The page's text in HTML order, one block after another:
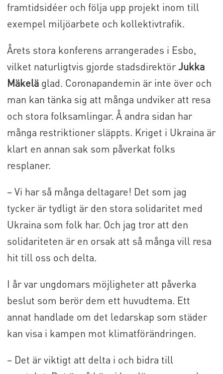
framtidsidéer och följa upp projekt inom till
exempel miljöarbete och kollektivtrafik.
Årets stora konferens arrangerades i Esbo,
vilket naturligtvis gjorde stadsdirektörJukka
Mäkeläglad. Coronapandemin är inte över och
man kan tänka sig att många undviker att resa
och stora folksamlingar. Å andra sidan har
många restriktioner släppts. Kriget i Ukraina är
klart en annan sak som påverkat folks
resplaner.
– Vi har så många deltagare! Det som jag
tycker är tydligt är den stora solidaritet med
Ukraina som folk har. Och jag tror att den
solidariteten är en orsak att så många vill resa
hit till oss och delta.
I år var ungdomars möjligheter att påverka
beslut som berör dem ett huvudtema. Ett
annat handlade om det ledarskap som städer
kan visa i kampen mot klimatförändringen.
– Det är viktigt att delta i och bidra till